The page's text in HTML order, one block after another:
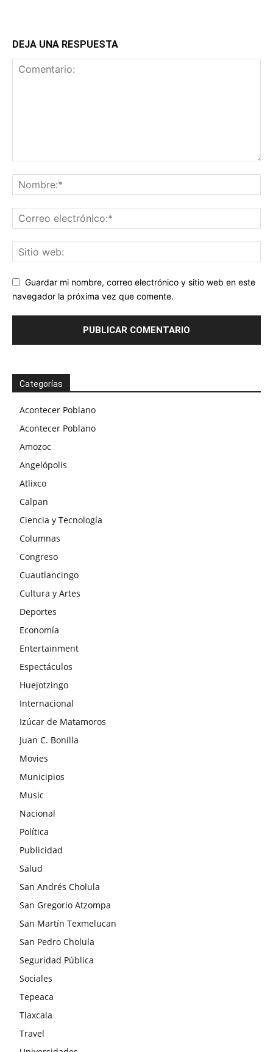
DEJA UNA RESPUESTA
Guardar mi nombre, correo electrónico y sitio web en este
navegador la próxima vez que comente.
Categorías
Acontecer Poblano
Acontecer Poblano
Amozoc
Angelópolis
Atlixco
Calpan
Ciencia y Tecnología
Columnas
Congreso
Cuautlancingo
Cultura y Artes
Deportes
Economía
Entertainment
Espectáculos
Huejotzingo
Internacional
Izúcar de Matamoros
Juan C. Bonilla
Movies
Municipios
Music
Nacional
Política
Publicidad
Salud
San Andrés Cholula
San Gregorio Atzompa
San Martín Texmelucan
San Pedro Cholula
Seguridad Pública
Sociales
Tepeaca
Tlaxcala
Travel